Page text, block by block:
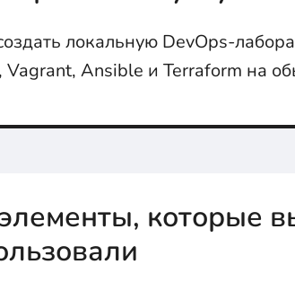
локальную DevOps-
Vagrant, Ansible и Terraform на
которые